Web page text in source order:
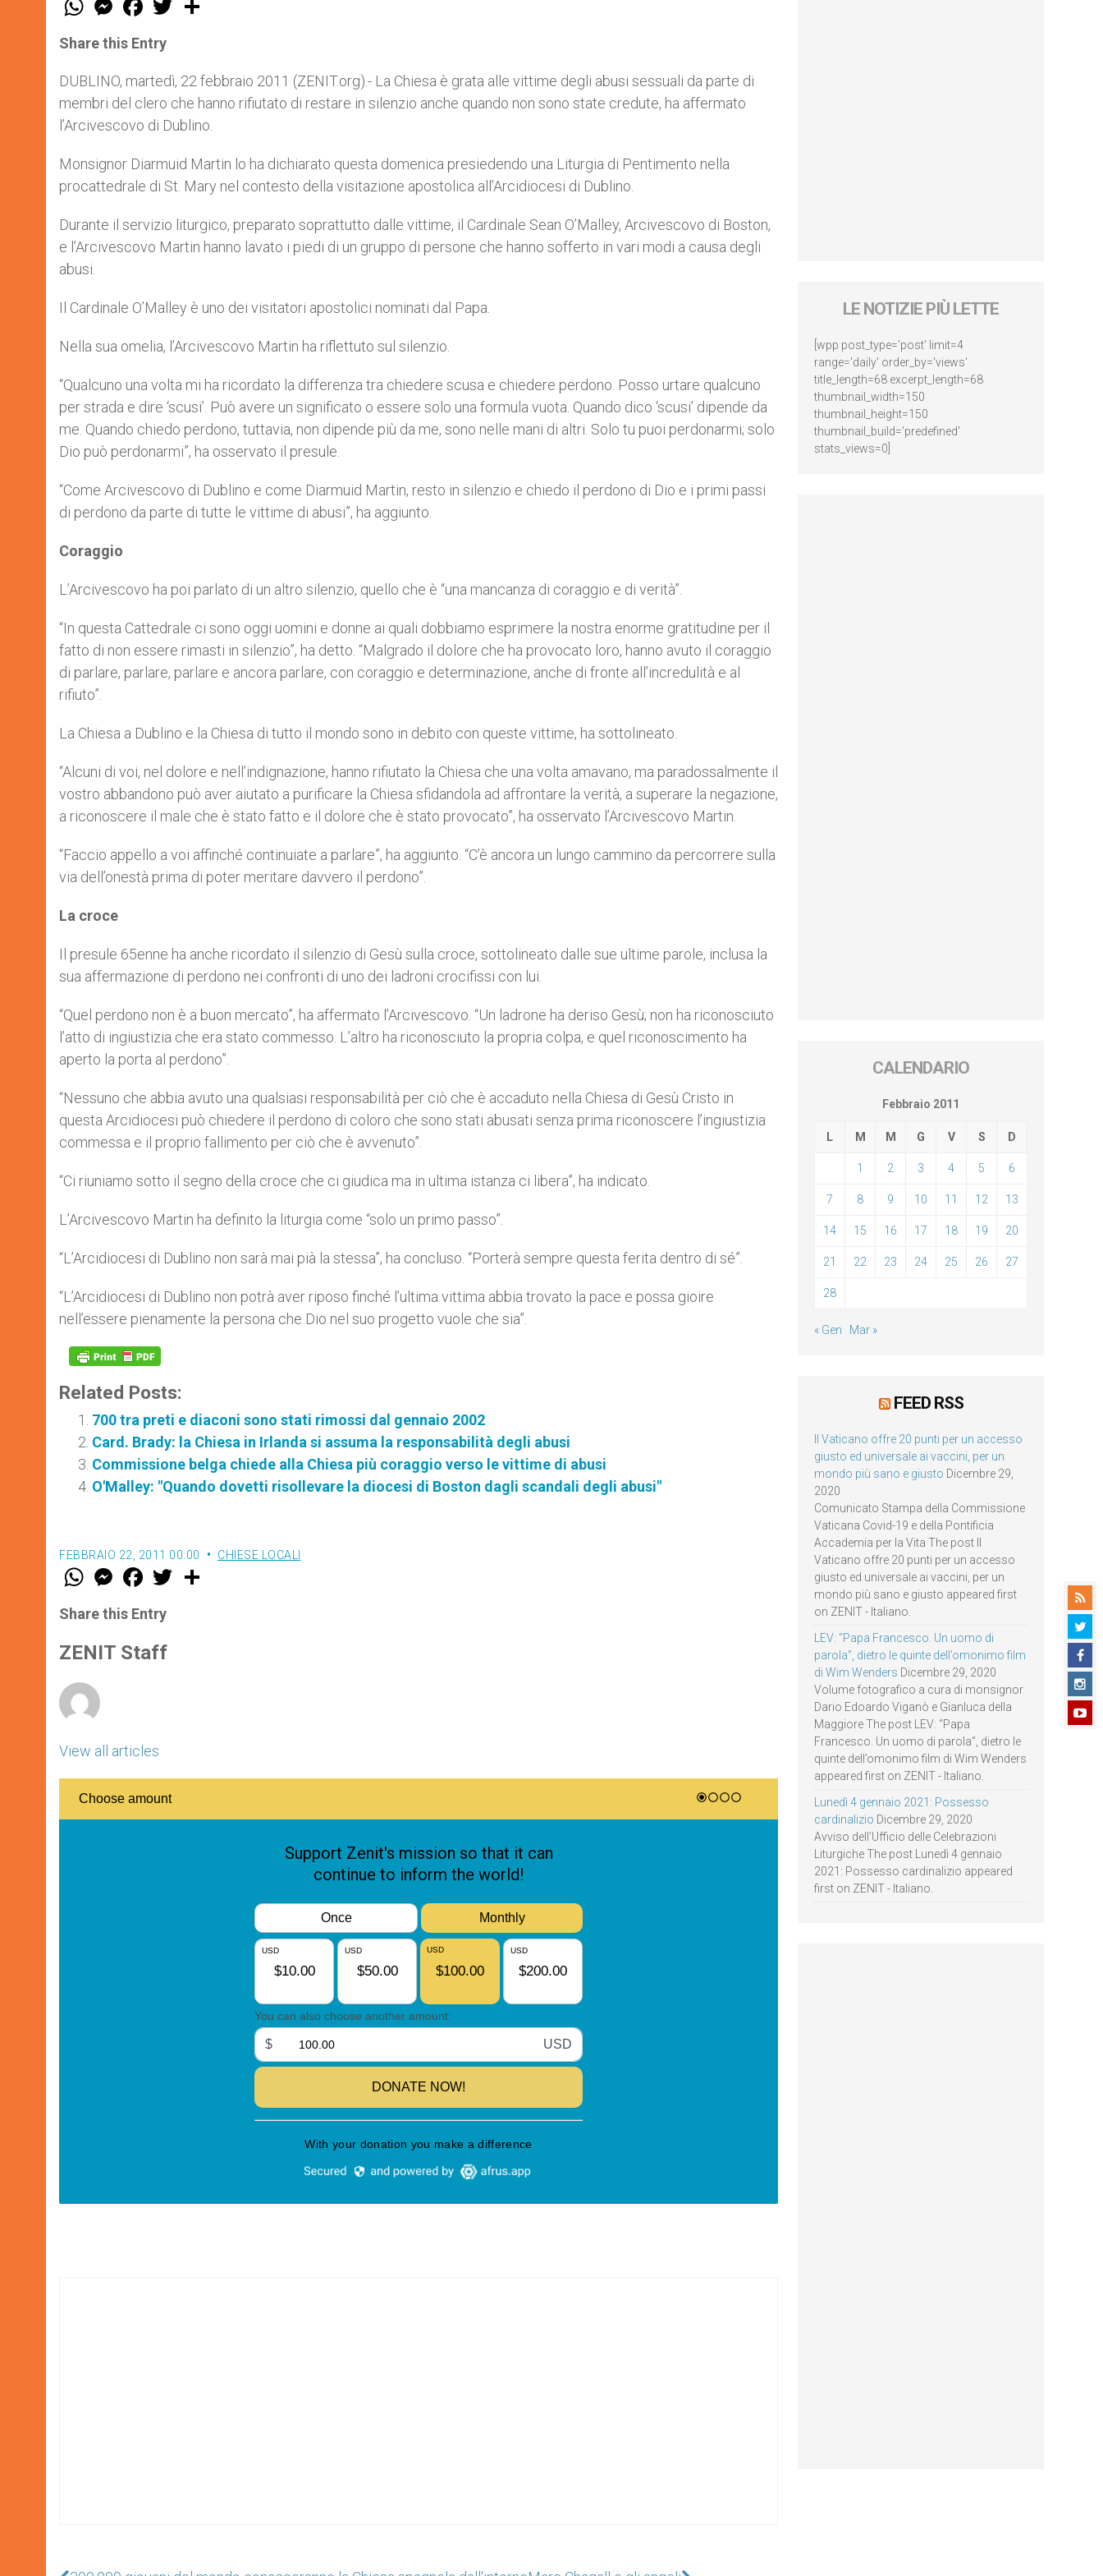
t
s
p
p
e
s
e
g
e
r
a
e
b
o
k
w
Share this Entry
DUBLINO, martedì, 22 febbraio 2011 (ZENIT.org).- La Chiesa è grata alle vittime degli abusi sessuali da parte di
membri del clero che hanno rifiutato di restare in silenzio anche quando non sono state credute, ha affermato
l’Arcivescovo di Dublino.
Monsignor Diarmuid Martin lo ha dichiarato questa domenica presiedendo una Liturgia di Pentimento nella
procattedrale di St. Mary nel contesto della visitazione apostolica all’Arcidiocesi di Dublino.
Durante il servizio liturgico, preparato soprattutto dalle vittime, il Cardinale Sean O’Malley, Arcivescovo di Boston,
e l’Arcivescovo Martin hanno lavato i piedi di un gruppo di persone che hanno sofferto in vari modi a causa degli
abusi.
Il Cardinale O’Malley è uno dei visitatori apostolici nominati dal Papa.
Nella sua omelia, l’Arcivescovo Martin ha riflettuto sul silenzio.
“Qualcuno una volta mi ha ricordato la differenza tra chiedere scusa e chiedere perdono. Posso urtare qualcuno
per strada e dire ‘scusi’. Può avere un significato o essere solo una formula vuota. Quando dico ‘scusi’ dipende da
me. Quando chiedo perdono, tuttavia, non dipende più da me, sono nelle mani di altri. Solo tu puoi perdonarmi; solo
Dio può perdonarmi”, ha osservato il presule.
“Come Arcivescovo di Dublino e come Diarmuid Martin, resto in silenzio e chiedo il perdono di Dio e i primi passi
di perdono da parte di tutte le vittime di abusi”, ha aggiunto.
Coraggio
L’Arcivescovo ha poi parlato di un altro silenzio, quello che è “una mancanza di coraggio e di verità”.
“In questa Cattedrale ci sono oggi uomini e donne ai quali dobbiamo esprimere la nostra enorme gratitudine per il
fatto di non essere rimasti in silenzio”, ha detto. “Malgrado il dolore che ha provocato loro, hanno avuto il coraggio
di parlare, parlare, parlare e ancora parlare, con coraggio e determinazione, anche di fronte all’incredulità e al
rifiuto”.
La Chiesa a Dublino e la Chiesa di tutto il mondo sono in debito con queste vittime, ha sottolineato.
“Alcuni di voi, nel dolore e nell’indignazione, hanno rifiutato la Chiesa che una volta amavano, ma paradossalmente il
vostro abbandono può aver aiutato a purificare la Chiesa sfidandola ad affrontare la verità, a superare la negazione,
a riconoscere il male che è stato fatto e il dolore che è stato provocato”, ha osservato l’Arcivescovo Martin.
“Faccio appello a voi affinché continuiate a parlare”, ha aggiunto. “C’è ancora un lungo cammino da percorrere sulla
via dell’onestà prima di poter meritare davvero il perdono”.
La croce
Il presule 65enne ha anche ricordato il silenzio di Gesù sulla croce, sottolineato dalle sue ultime parole, inclusa la
sua affermazione di perdono nei confronti di uno dei ladroni crocifissi con lui.
“Quel perdono non è a buon mercato”, ha affermato l’Arcivescovo. “Un ladrone ha deriso Gesù; non ha riconosciuto
l’atto di ingiustizia che era stato commesso. L’altro ha riconosciuto la propria colpa, e quel riconoscimento ha
aperto la porta al perdono”.
“Nessuno che abbia avuto una qualsiasi responsabilità per ciò che è accaduto nella Chiesa di Gesù Cristo in
questa Arcidiocesi può chiedere il perdono di coloro che sono stati abusati senza prima riconoscere l’ingiustizia
commessa e il proprio fallimento per ciò che è avvenuto”.
“Ci riuniamo sotto il segno della croce che ci giudica ma in ultima istanza ci libera”, ha indicato.
L’Arcivescovo Martin ha definito la liturgia come “solo un primo passo”.
“L’Arcidiocesi di Dublino non sarà mai pià la stessa”, ha concluso. “Porterà sempre questa ferita dentro di sé”.
“L’Arcidiocesi di Dublino non potrà aver riposo finché l’ultima vittima abbia trovato la pace e possa gioire
nell’essere pienamente la persona che Dio nel suo progetto vuole che sia”.
Related Posts:
700 tra preti e diaconi sono stati rimossi dal gennaio 2002
Card. Brady: la Chiesa in Irlanda si assuma la responsabilità degli abusi
Commissione belga chiede alla Chiesa più coraggio verso le vittime di abusi
O'Malley: "Quando dovetti risollevare la diocesi di Boston dagli scandali degli abusi"
FEBBRAIO 22, 2011 00:00 CHIESE LOCALI
W
t
s
p
p
M
e
s
e
g
e
F
a
e
b
o
k
w
Share this Entry
ZENIT Staff
View all articles
LE NOTIZIE PIÙ LETTE
[wpp post_type='post' limit=4
range='daily' order_by='views'
title_length=68 excerpt_length=68
thumbnail_width=150
thumbnail_height=150
thumbnail_build='predefined'
stats_views=0]
CALENDARIO
Febbraio 2011
L M M G V S D
1 2 3 4 5 6
7 8 9 10 11 12 13
14 15 16 17 18 19 20
21 22 23 24 25 26 27
28
« Gen Mar »
FEED RSS
Il Vaticano offre 20 punti per un accesso
giusto ed universale ai vaccini, per un
mondo più sano e giusto Dicembre 29,
2020
Comunicato Stampa della Commissione
Vaticana Covid-19 e della Pontificia
Accademia per la Vita The post Il
Vaticano offre 20 punti per un accesso
giusto ed universale ai vaccini, per un
mondo più sano e giusto appeared first
on ZENIT - Italiano.
LEV: “Papa Francesco. Un uomo di
parola”, dietro le quinte dell’omonimo film
di Wim Wenders Dicembre 29, 2020
Volume fotografico a cura di monsignor
Dario Edoardo Viganò e Gianluca della
Maggiore The post LEV: “Papa
Francesco. Un uomo di parola”, dietro le
quinte dell’omonimo film di Wim Wenders
appeared first on ZENIT - Italiano.
Lunedì 4 gennaio 2021: Possesso
cardinalizio Dicembre 29, 2020
Avviso dell’Ufficio delle Celebrazioni
Liturgiche The post Lunedì 4 gennaio
2021: Possesso cardinalizio appeared
first on ZENIT - Italiano.